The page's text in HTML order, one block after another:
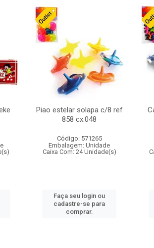
Piao estelar solapa c/8 ref
858 cx:048
Código: 571265
Embalagem: Unidade
Caixa Com: 24 Unidade(s)
Faça seu login ou
cadastre-se para
comprar.